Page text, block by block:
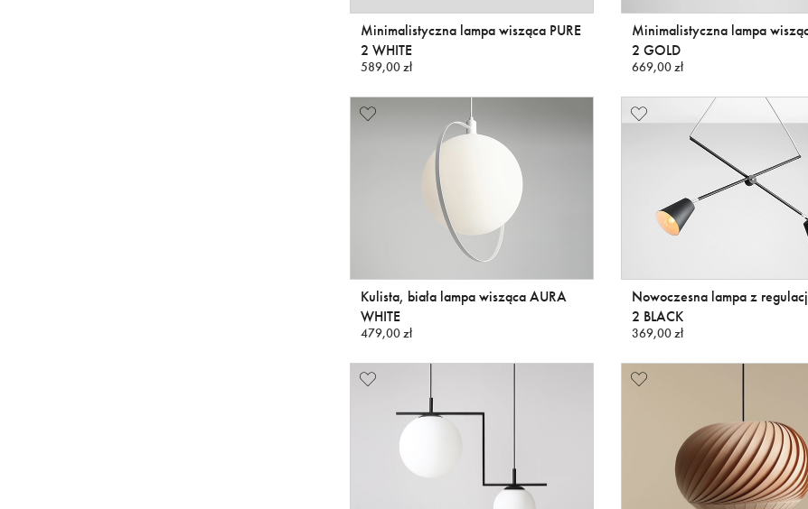
Minimalistyczna lampa wisząca PURE
2 WHITE
589,00 zł
Minimalistyczna lampa
2 GOLD
669,00 zł
Kulista, biała lampa wisząca AURA
WHITE
479,00 zł
Nowoczesna lampa z
2 BLACK
369,00 zł